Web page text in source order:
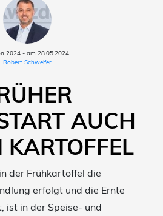
2024 - am 28.05.2024
Robert Schweifer
AUCH
der Frühkartoffel die
erfolgt und die Ernte
ist in der Speise- und